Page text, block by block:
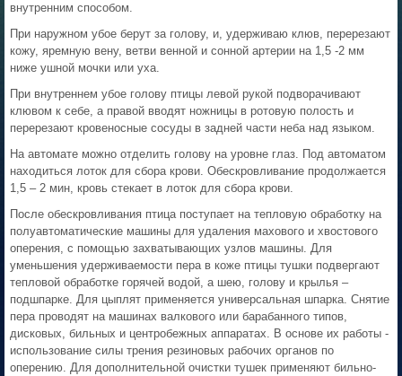
внутренним способом.
При наружном убое берут за голову, и, удерживаю клюв, перерезают
кожу, яремную вену, ветви венной и сонной артерии на 1,5 -2 мм
ниже ушной мочки или уха.
При внутреннем убое голову птицы левой рукой подворачивают
клювом к себе, а правой вводят ножницы в ротовую полость и
перерезают кровеносные сосуды в задней части неба над языком.
На автомате можно отделить голову на уровне глаз. Под автоматом
находиться лоток для сбора крови. Обескровливание продолжается
1,5 – 2 мин, кровь стекает в лоток для сбора крови.
После обескровливания птица поступает на тепловую обработку на
полуавтоматические машины для удаления махового и хвостового
оперения, с помощью захватывающих узлов машины. Для
уменьшения удерживаемости пера в коже птицы тушки подвергают
тепловой обработке горячей водой, а шею, голову и крылья –
подшпарке. Для цыплят применяется универсальная шпарка. Снятие
пера проводят на машинах валкового или барабанного типов,
дисковых, бильных и центробежных аппаратах. В основе их работы -
использование силы трения резиновых рабочих органов по
оперению. Для дополнительной очистки тушек применяют бильно-